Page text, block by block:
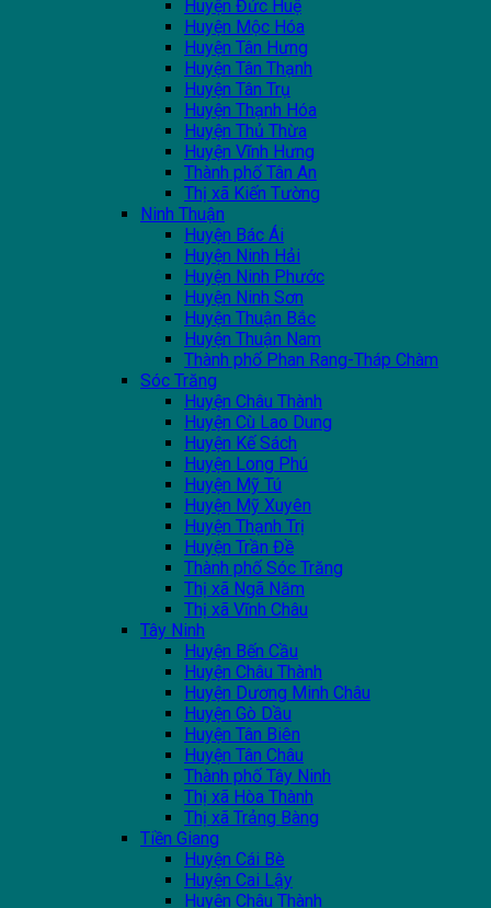
Huyện Đức Huệ
Huyện Mộc Hóa
Huyện Tân Hưng
Huyện Tân Thạnh
Huyện Tân Trụ
Huyện Thạnh Hóa
Huyện Thủ Thừa
Huyện Vĩnh Hưng
Thành phố Tân An
Thị xã Kiến Tường
Ninh Thuận
Huyện Bác Ái
Huyện Ninh Hải
Huyện Ninh Phước
Huyện Ninh Sơn
Huyện Thuận Bắc
Huyện Thuận Nam
Thành phố Phan Rang-Tháp Chàm
Sóc Trăng
Huyện Châu Thành
Huyện Cù Lao Dung
Huyện Kế Sách
Huyện Long Phú
Huyện Mỹ Tú
Huyện Mỹ Xuyên
Huyện Thạnh Trị
Huyện Trần Đề
Thành phố Sóc Trăng
Thị xã Ngã Năm
Thị xã Vĩnh Châu
Tây Ninh
Huyện Bến Cầu
Huyện Châu Thành
Huyện Dương Minh Châu
Huyện Gò Dầu
Huyện Tân Biên
Huyện Tân Châu
Thành phố Tây Ninh
Thị xã Hòa Thành
Thị xã Trảng Bàng
Tiền Giang
Huyện Cái Bè
Huyện Cai Lậy
Huyện Châu Thành